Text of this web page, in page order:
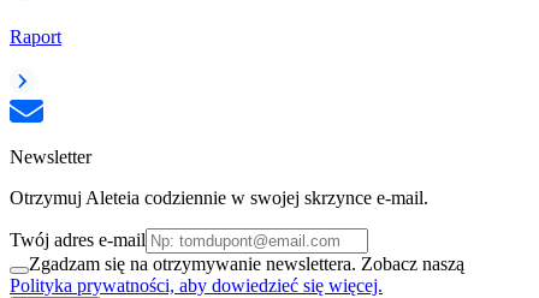
Raport
Newsletter
Otrzymuj Aleteia codziennie w swojej skrzynce e-mail.
Twój adres e-mail
Zgadzam się na otrzymywanie newslettera. Zobacz naszą
Polityka prywatności, aby dowiedzieć się więcej.